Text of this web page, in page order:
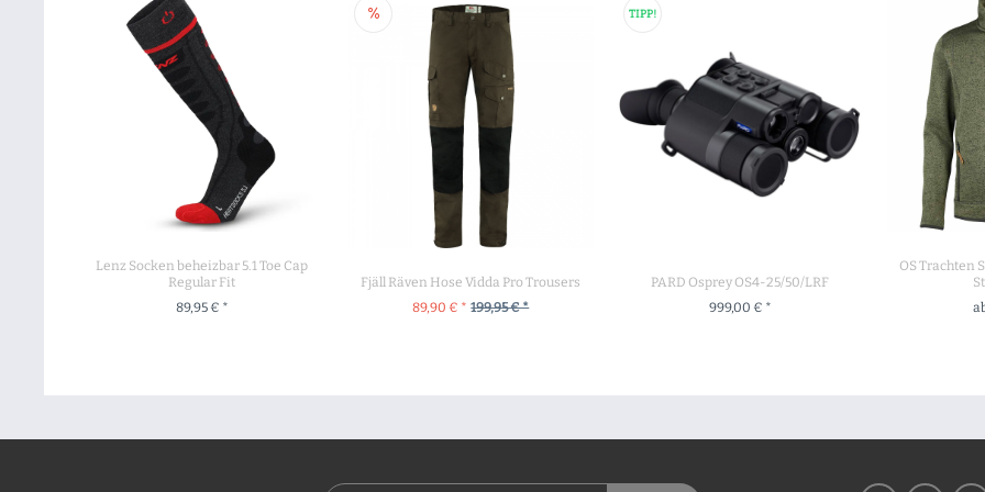
Lenz Socken beheizbar 5.1 Toe Cap
Regular Fit
89,95 € *
Fjäll Räven Hose Vidda Pro Trousers
89,90 € * 199,95 € *
TIPP!
PARD Osprey OS4-25/50/LRF
999,00 € *
OS Trachten